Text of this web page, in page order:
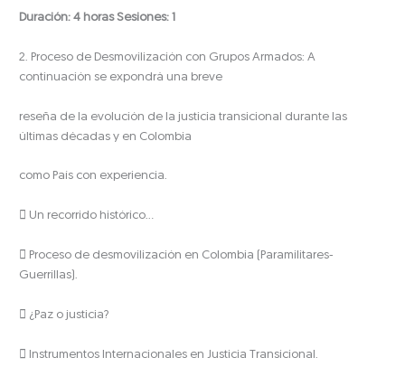
Duración: 4 horas Sesiones: 1
2. Proceso de Desmovilización con Grupos Armados: A
continuación se expondrá una breve
reseña de la evolución de la justicia transicional durante las
últimas décadas y en Colombia
como País con experiencia.
 Un recorrido histórico…
 Proceso de desmovilización en Colombia (Paramilitares-
Guerrillas).
 ¿Paz o justicia?
 Instrumentos Internacionales en Justicia Transicional.